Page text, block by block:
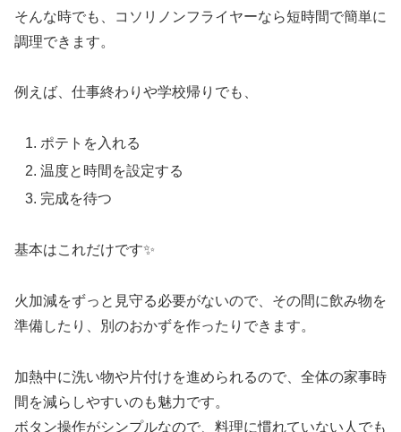
そんな時でも、コソリノンフライヤーなら短時間で簡単に
調理できます。
例えば、仕事終わりや学校帰りでも、
ポテトを入れる
温度と時間を設定する
完成を待つ
基本はこれだけです✨
火加減をずっと見守る必要がないので、その間に飲み物を
準備したり、別のおかずを作ったりできます。
加熱中に洗い物や片付けを進められるので、全体の家事時
間を減らしやすいのも魅力です。
ボタン操作がシンプルなので、料理に慣れていない人でも